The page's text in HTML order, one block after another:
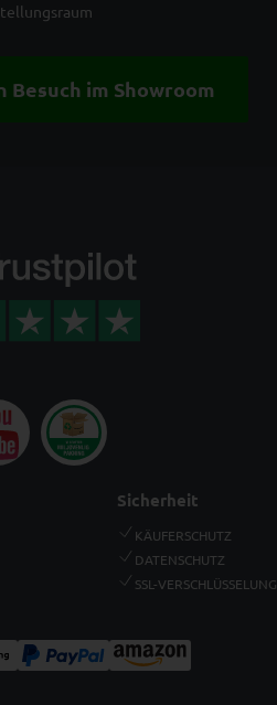
Besuch im Showroom
Sicherheit
KÄUFERSCHUTZ
DATENSCHUTZ
SSL-VERSCHLÜSSELUNG